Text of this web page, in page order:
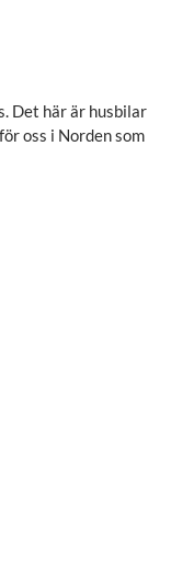
Det här är husbilar
oss i Norden som